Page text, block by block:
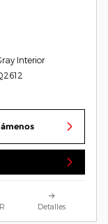
Interior
Detalles